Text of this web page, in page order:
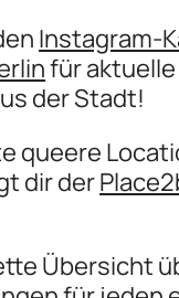
Instagram-
für
der Stadt!
queere
dir der
Übersicht